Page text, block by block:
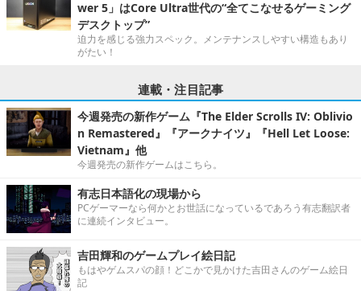
wer 5」はCore Ultra世代の“全てこなせるゲーミング
デスクトップ”
迫力を感じる強力スペック。メンテナンスしやすい構造もあり
がたい！
連載・注目記事
今週発売の新作ゲーム『The Elder Scrolls IV: Oblivio
n Remastered』『アークナイツ』『Hell Let Loose:
Vietnam』他
今週発売の新作ゲームはこちら。
有志日本語化の現場から
PCゲーマーなら何かとお世話になっているであろう有志翻訳者
に連続インタビュー。
吉田輝和のゲームプレイ絵日記
もはやゲムスパの顔！どこかで見かけた吉田さんのゲーム絵日
記